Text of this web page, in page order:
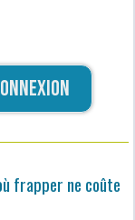
frapper ne coûte